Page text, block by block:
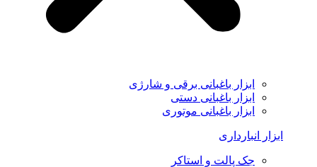
ابزار باغبانی برقی و شارژی
ابزار باغبانی دستی
ابزار باغبانی موتوری
ابزار انبارداری
جک پالت و استاکر